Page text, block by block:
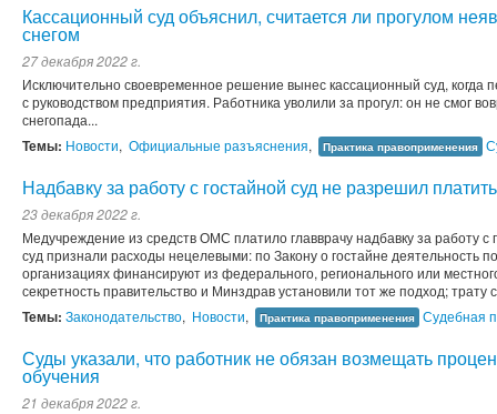
Кассационный суд объяснил, считается ли прогулом
снегом
27 декабря 2022 г.
Исключительно своевременное решение вынес кассационный суд, когда
с руководством предприятия. Работника уволили за прогул: он не смог
снегопада...
Темы: Новости, Официальные разъяснения, Практика правоприменения
Надбавку за работу с гостайной суд не разрешил
23 декабря 2022 г.
Медучреждение из средств ОМС платило главврачу надбавку за работу
суд признали расходы нецелевыми: по Закону о гостайне деятельность
организациях финансируют из федерального, регионального или
секретность правительство и Минздрав установили тот же подход;
Темы: Законодательство, Новости, Практика правоприменения Судебная
Суды указали, что работник не обязан возмещать
обучения
21 декабря 2022 г.